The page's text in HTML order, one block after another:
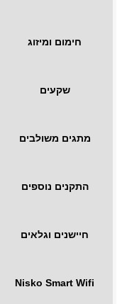
חימום ומיזוג
שקעים
מתגים משולבים
התקנים נוספים
חיישנים וגלאים
Nisko Smart Wifi